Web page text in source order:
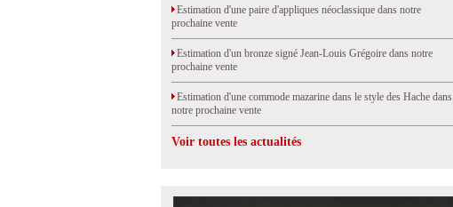
Estimation d'une paire d'appliques néoclassique dans notre
prochaine vente
Estimation d'un bronze signé Jean-Louis Grégoire dans notre
prochaine vente
Estimation d'une commode mazarine dans le style des Hache dans
notre prochaine vente
Voir toutes les actualités